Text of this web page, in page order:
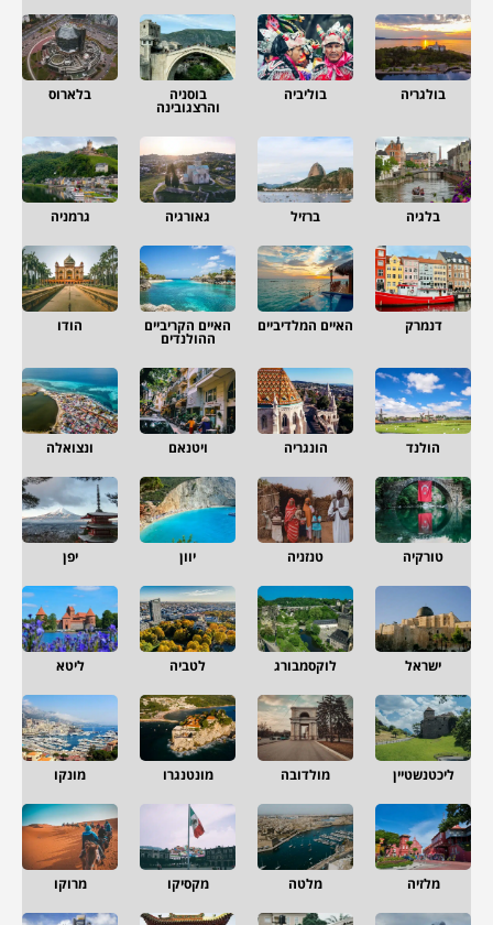
בולגריה בוליביה בוסניה
והרצגובינה
בלארוס
בלגיה ברזיל גאורגיה גרמניה
דנמרק האיים המלדיביים האיים הקריביים
ההולנדים
הודו
הולנד הונגריה ויטנאם ונצואלה
טורקיה טנזניה יוון יפן
ישראל לוקסמבורג לטביה ליטא
ליכטנשטיין מולדובה מונטנגרו מונקו
מלזיה מלטה מקסיקו מרוקו